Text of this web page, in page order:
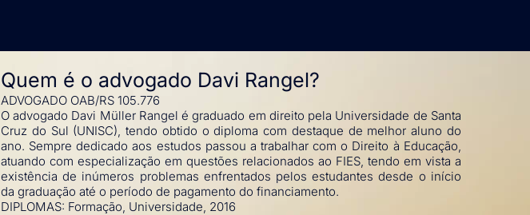
Quem é o advogado Davi Rangel?​
ADVOGADO OAB/RS 105.776
O advogado Davi Müller Rangel é graduado em direito pela Universidade de Santa
Cruz do Sul (UNISC), tendo obtido o diploma com destaque de melhor aluno do
ano. Sempre dedicado aos estudos passou a trabalhar com o Direito à Educação,
atuando com especialização em questões relacionados ao FIES, tendo em vista a
existência de inúmeros problemas enfrentados pelos estudantes desde o início
da graduação até o período de pagamento do financiamento.
DIPLOMAS: Formação, Universidade, 2016